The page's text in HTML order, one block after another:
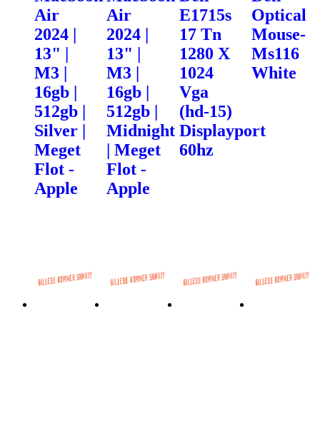
Air
2024 |
13" |
M3 |
16gb |
512gb |
Silver |
Meget
Flot -
Apple
Air
2024 |
13" |
M3 |
16gb |
512gb |
Midnight
| Meget
Flot -
Apple
E1715s
17 Tn
1280 X
1024
Vga
(hd-15)
Displayport
60hz
Optical
Mouse-
Ms116
White